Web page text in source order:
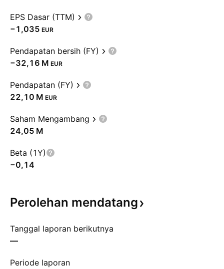
EPS Dasar (TTM)
−1,035 EUR
Pendapatan bersih (FY)
‪−32,16 M‬ EUR
Pendapatan (FY)
‪22,10 M‬ EUR
Saham Mengambang
‪24,05 M‬
Beta (1Y)
−0,14
Perolehan mendatang
Tanggal laporan berikutnya
—
Periode laporan